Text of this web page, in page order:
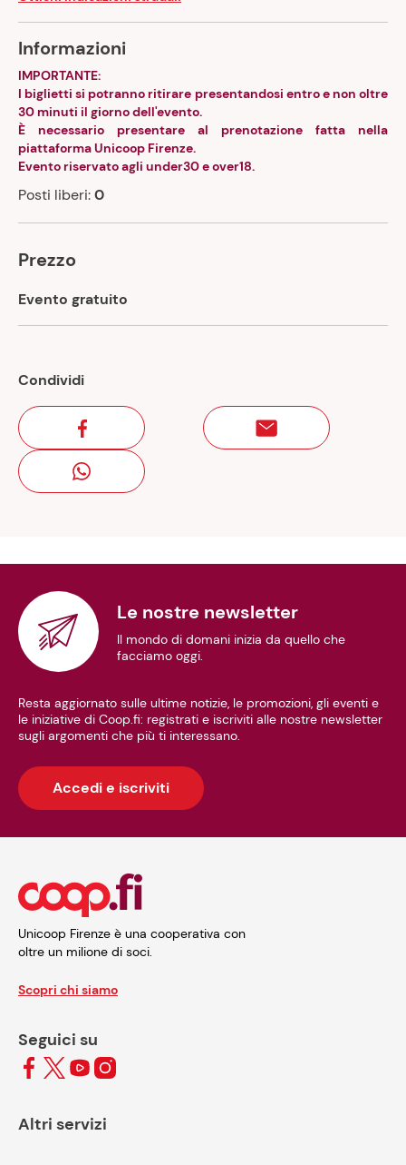
Informazioni
IMPORTANTE:
I biglietti si potranno ritirare presentandosi entro e non oltre
30 minuti il giorno dell'evento.
È necessario presentare al prenotazione fatta nella
piattaforma Unicoop Firenze.
Evento riservato agli under30 e over18.
Posti liberi:0
Prezzo
Evento gratuito
Condividi
Le nostre newsletter
Il mondo di domani inizia da quello che
facciamo oggi.
Resta aggiornato sulle ultime notizie, le promozioni, gli eventi e
le iniziative di Coop.fi: registrati e iscriviti alle nostre newsletter
sugli argomenti che più ti interessano.
Accedi e iscriviti
Unicoop Firenze è una cooperativa con
oltre un milione di soci.
Scopri chi siamo
Seguici su
Altri servizi